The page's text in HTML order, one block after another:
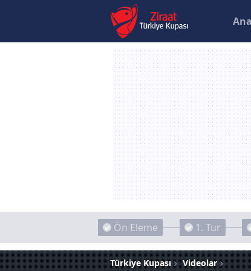
Ön Eleme 1. Tur
Türkiye Kupası
Videolar